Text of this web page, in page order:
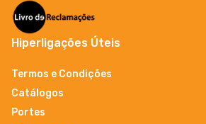
Hiperligações Úteis
Termos e Condições
Catálogos
Portes